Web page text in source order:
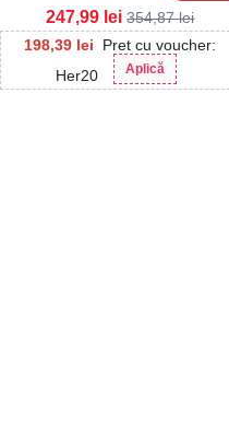
Negru Lorilei
198,39 lei
Pret cu voucher:
Her20
Aplică
247,99 lei 354,87lei